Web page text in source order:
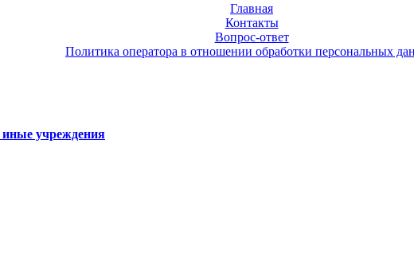
Главная
Контакты
Вопрос-ответ
Политика оператора в отношении обработки персональных
иные учреждения